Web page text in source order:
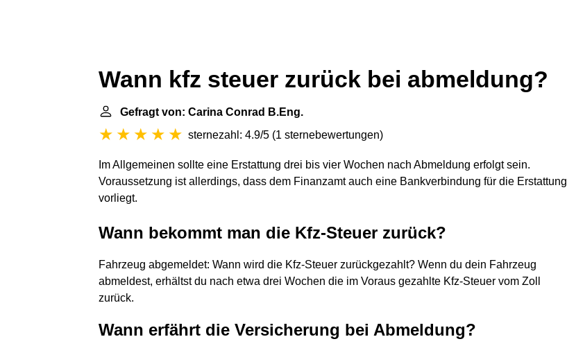
Wann kfz steuer zurück bei abmeldung?
Gefragt von: Carina Conrad B.Eng.
sternezahl: 4.9/5 (1 sternebewertungen)
Im Allgemeinen sollte eine Erstattung drei bis vier Wochen nach Abmeldung erfolgt sein.
Voraussetzung ist allerdings, dass dem Finanzamt auch eine Bankverbindung für die Erstattung
vorliegt.
Wann bekommt man die Kfz-Steuer zurück?
Fahrzeug abgemeldet: Wann wird die Kfz-Steuer zurückgezahlt? Wenn du dein Fahrzeug
abmeldest, erhältst du nach etwa drei Wochen die im Voraus gezahlte Kfz-Steuer vom Zoll
zurück.
Wann erfährt die Versicherung bei Abmeldung?